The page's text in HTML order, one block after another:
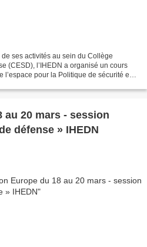
ses activités au sein du Collège
(CESD), l’IHEDN a organisé un cours
l’espace pour la Politique de sécurité et
au 20 mars - session
défense » IHEDN